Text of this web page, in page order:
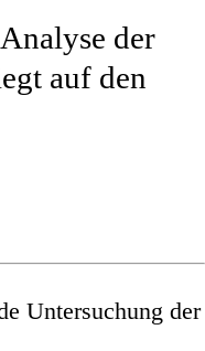
der
auf den
Untersuchung der